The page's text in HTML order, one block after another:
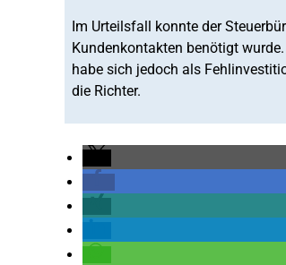
Im Urteilsfall konnte der
Kundenkontakten benötigt
habe sich jedoch als
die Richter.